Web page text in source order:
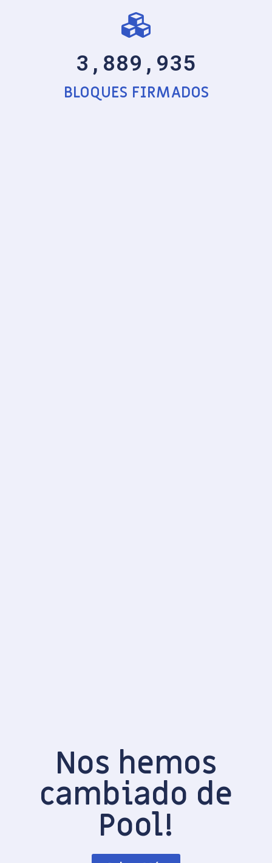
3,889,935
BLOQUES FIRMADOS
Nos hemos
cambiado de
Pool!